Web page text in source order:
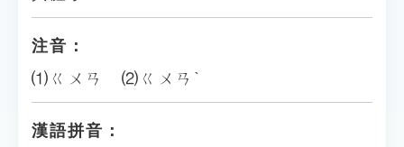
注音：
⑴ㄍㄨㄢ ⑵ㄍㄨㄢˋ
漢語拼音：